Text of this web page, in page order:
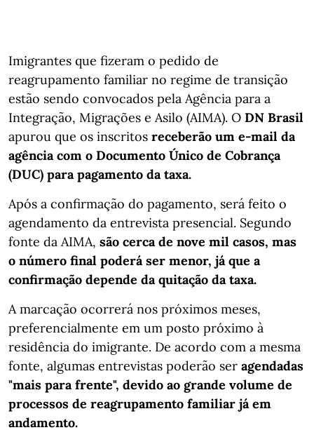
Imigrantes que fizeram o pedido de
reagrupamento familiar no regime de transição
estão sendo convocados pela Agência para a
Integração, Migrações e Asilo (AIMA). O DN Brasil
apurou que os inscritos receberão um e-mail da
agência com o Documento Único de Cobrança
(DUC) para pagamento da taxa.
Após a confirmação do pagamento, será feito o
agendamento da entrevista presencial. Segundo
fonte da AIMA, são cerca de nove mil casos, mas
o número final poderá ser menor, já que a
confirmação depende da quitação da taxa.
A marcação ocorrerá nos próximos meses,
preferencialmente em um posto próximo à
residência do imigrante. De acordo com a mesma
fonte, algumas entrevistas poderão ser agendadas
"mais para frente", devido ao grande volume de
processos de reagrupamento familiar já em
andamento.